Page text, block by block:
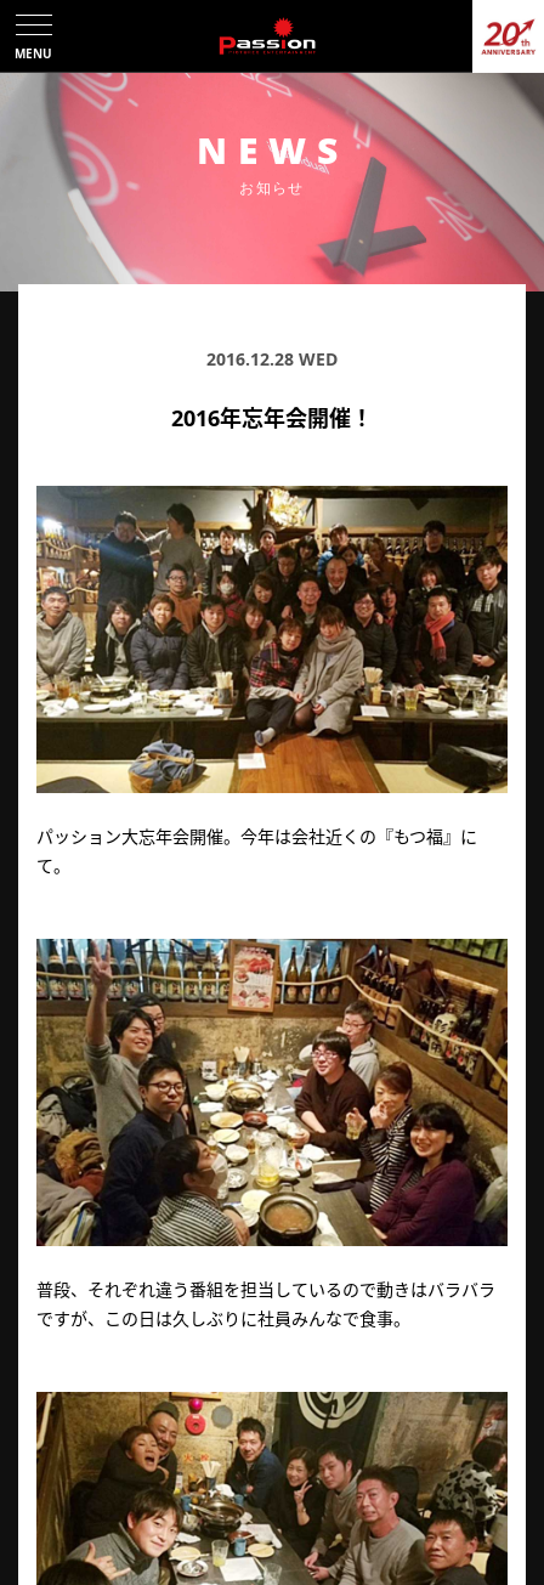
MENU
NEWS
お知らせ
2016.12.28 WED
2016年忘年会開催！
パッション大忘年会開催。今年は会社近くの『もつ福』に
て。
普段、それぞれ違う番組を担当しているので動きはバラバラ
ですが、この日は久しぶりに社員みんなで食事。